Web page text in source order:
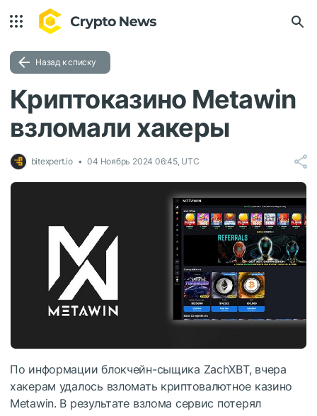
Назад к списку
Криптоказино Metawin
взломали хакеры
bitexpert.io 04 Ноябрь 2024 06:45, UTC
По информации блокчейн-сыщика ZachXBT, вчера
хакерам удалось взломать криптовалютное казино
Metawin. В результате взлома сервис потерял